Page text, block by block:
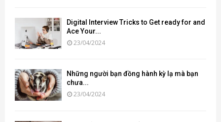
Digital Interview Tricks to Get ready for and
Ace Your...
23/04/2024
Những người bạn đồng hành kỳ lạ mà bạn
chưa...
23/04/2024